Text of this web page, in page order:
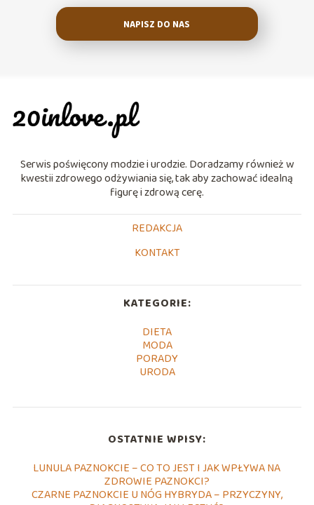
NAPISZ DO NAS
Serwis poświęcony modzie i urodzie. Doradzamy również w
kwestii zdrowego odżywiania się, tak aby zachować idealną
figurę i zdrową cerę.
REDAKCJA
KONTAKT
KATEGORIE:
DIETA
MODA
PORADY
URODA
OSTATNIE WPISY:
LUNULA PAZNOKCIE – CO TO JEST I JAK WPŁYWA NA
ZDROWIE PAZNOKCI?
CZARNE PAZNOKCIE U NÓG HYBRYDA – PRZYCZYNY,